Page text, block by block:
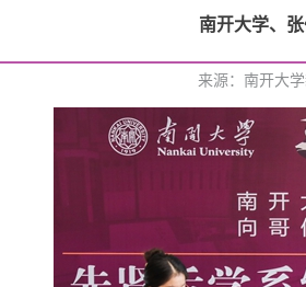
南开大学、
来源：南开大